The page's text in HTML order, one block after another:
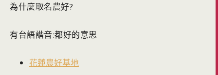
為什麼取名農好?
有台語諧音:都好的意思
花蓮農好基地